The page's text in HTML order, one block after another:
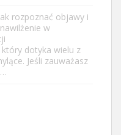
rozpoznać objawy i
w
dotyka wielu z
Jeśli zauważasz